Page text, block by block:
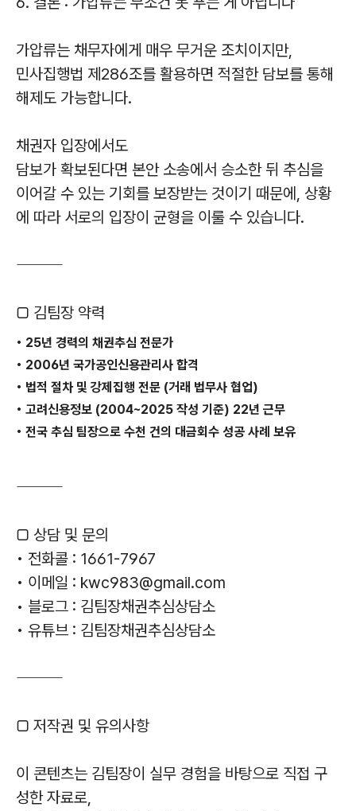
가압류는 채무자에게 매우 무거운 조치이지만,
민사집행법 제286조를 활용하면 적절한 담보를 통해
해제도 가능합니다.
채권자 입장에서도
담보가 확보된다면 본안 소송에서 승소한 뒤 추심을
이어갈 수 있는 기회를 보장받는 것이기 때문에, 상황
에 따라 서로의 입장이 균형을 이룰 수 있습니다.
⸻
□ 김팀장 약력
• 25년 경력의 채권추심 전문가
• 2006년 국가공인신용관리사 합격
• 법적 절차 및 강제집행 전문 (거래 법무사 협업)
• 고려신용정보 (2004~2025 작성 기준) 22년 근무
• 전국 추심 팀장으로 수천 건의 대금회수 성공 사례 보유
⸻
□ 상담 및 문의
• 전화콜 : 1661-7967
• 이메일 : kwc983@gmail.com
• 블로그 : 김팀장채권추심상담소
• 유튜브 : 김팀장채권추심상담소
⸻
□ 저작권 및 유의사항
이 콘텐츠는 김팀장이 실무 경험을 바탕으로 직접 구
성한 자료로,